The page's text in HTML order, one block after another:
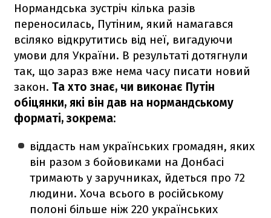
Нормандська зустріч кілька разів
переносилась, Путіним, який намагався
всіляко відкрутитись від неї, вигадуючи
умови для України. В результаті дотягнули
так, що зараз вже нема часу писати новий
закон. Та хто знає, чи виконає Путін
обіцянки, які він дав на нормандському
форматі, зокрема:
віддасть нам українських громадян, яких
він разом з бойовиками на Донбасі
тримають у заручниках, йдеться про 72
людини. Хоча всього в російському
полоні більше ніж 220 українських